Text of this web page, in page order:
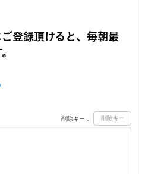
登録頂けると、毎朝最
削除キー：